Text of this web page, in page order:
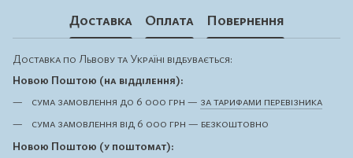
Доставка Оплата Повернення
Доставка по Львову та Україні відбувається:
Новою Поштою (на відділення):
сума замовлення до 6 000 грн — за тарифами перевізника
сума замовлення від 6 000 грн — безкоштовно
Новою Поштою (у поштомат):